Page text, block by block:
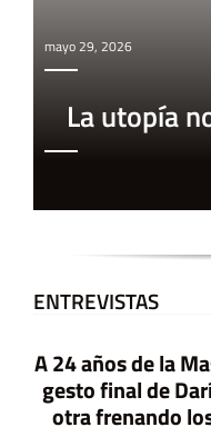
mayo 29, 2026
La utopía
ENTREVISTAS
A 24 años de la
gesto final de
otra frenando